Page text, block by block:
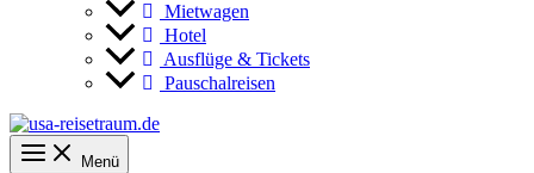
Mietwagen
Hotel
Ausflüge & Tickets
Pauschalreisen
Menü